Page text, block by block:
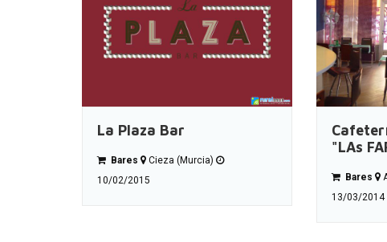
La Plaza Bar
Bares
Cieza (Murcia)
10/02/2015
"LAs
Bares
13/03/2014